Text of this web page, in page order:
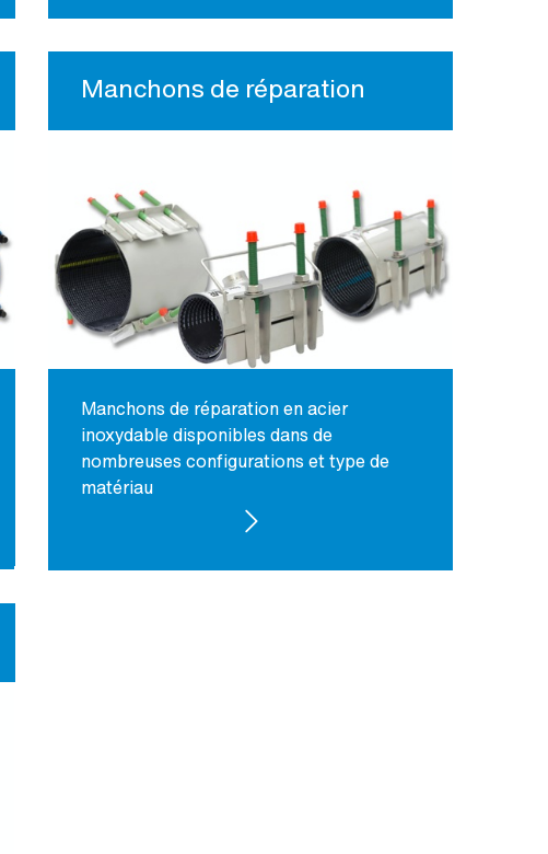
Manchons de réparation
Manchons de réparation en acier
inoxydable disponibles dans de
nombreuses configurations et type de
matériau
VOIR LES PRODUITS